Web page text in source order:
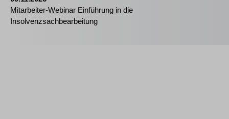
Mitarbeiter-Webinar Einführung in die
Insolvenzsachbearbeitung